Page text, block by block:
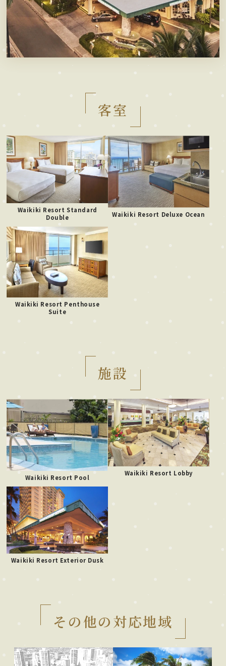
客室
Waikiki Resort Standard
Double
Waikiki Resort Deluxe Ocean
Waikiki Resort Penthouse
Suite
施設
Waikiki Resort Pool
Waikiki Resort Lobby
Waikiki Resort Exterior Dusk
その他の対応地域